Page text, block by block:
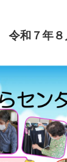
和７年８